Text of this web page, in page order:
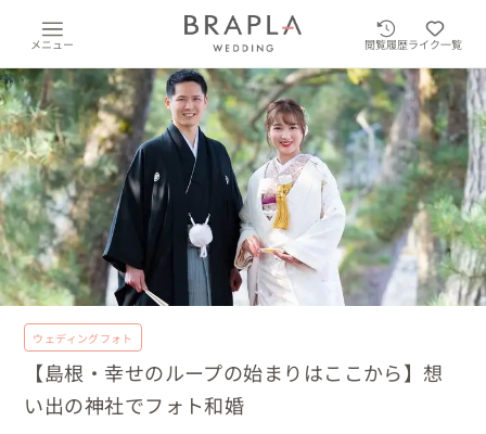
メニュー 閲覧履歴ライク一覧
ウェディングフォト
【島根・幸せのループの始まりはここから】想
い出の神社でフォト和婚